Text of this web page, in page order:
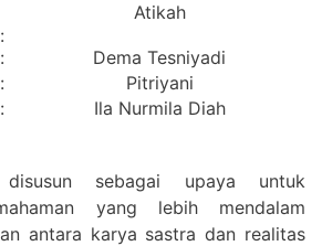
Atikah
:
:
Dema Tesniyadi
:
Pitriyani
: Ila Nurmila Diah
sebagai upaya untuk
yang lebih mendalam
antara karya sastra dan realitas